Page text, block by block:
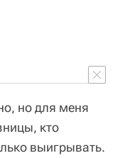
но для меня
кто
выигрывать.